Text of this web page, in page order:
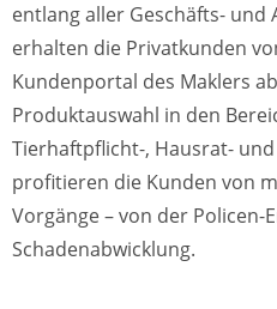
entlang aller Geschäfts- und
erhalten die Privatkunden
Kundenportal des Maklers
Produktauswahl in den
Tierhaftpflicht-, Hausrat-
profitieren die Kunden von
Vorgänge – von der Policen-
Schadenabwicklung.